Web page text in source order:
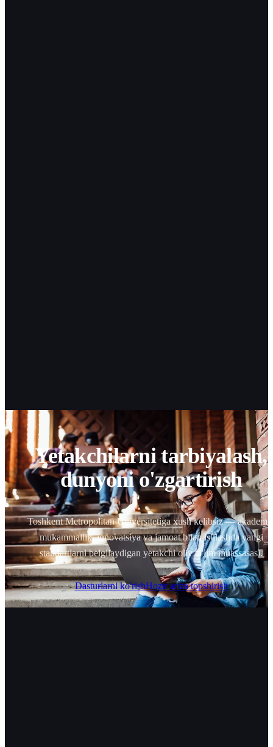
Yetakchilarni tarbiyalash,
dunyoni o'zgartirish
Toshkent Metropolitan Universitetiga xush kelibsiz —
mukammallik, innovatsiya va jamoat bilan ishlashda yangi
standartlarni belgilaydigan yetakchi oliy ta'lim muassasasi.
Dasturlarni ko'rishHozir ariza topshirish